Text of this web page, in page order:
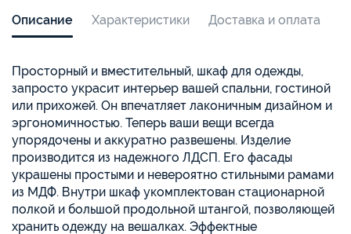
Описание Характеристики Доставка и оплата
Просторный и вместительный, шкаф для одежды,
запросто украсит интерьер вашей спальни, гостиной
или прихожей. Он впечатляет лаконичным дизайном и
эргономичностью. Теперь ваши вещи всегда
упорядочены и аккуратно развешены. Изделие
производится из надежного ЛДСП. Его фасады
украшены простыми и невероятно стильными рамами
из МДФ. Внутри шкаф укомплектован стационарной
полкой и большой продольной штангой, позволяющей
хранить одежду на вешалках. Эффектные